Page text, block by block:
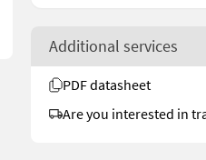
Additional services
PDF datasheet
Are you interested in